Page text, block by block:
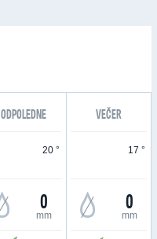
ODPOLEDNE VEČER
20 °
0
mm
17 °
0
mm